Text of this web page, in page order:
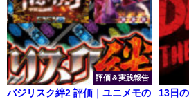
評価＆実践報告
バジリスク絆2 評価｜ユニメモの
13日